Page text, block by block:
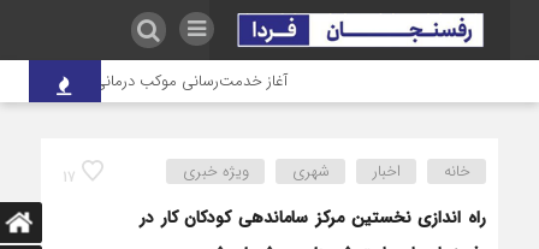
آغاز خدمت‌رسانی موکب درمانی شهدای صنعت مس به
17 خانه اخبار شهری ویژه خبری
راه اندازی نخستین مرکز ساماندهی کودکان کار در